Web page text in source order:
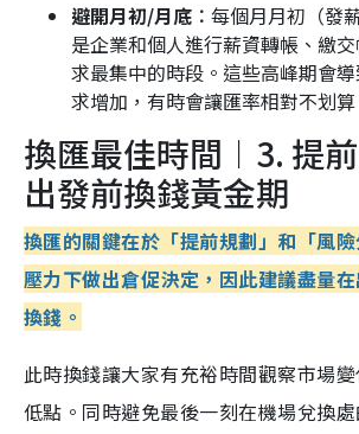
避開月初/月底︰ 每個月月初（發
是企業和個人進行薪資轉帳、繳
求最集中的時段。這些高峰期會
求增加，有時會讓匯率相對不划算
換匯最佳時間︱3. 提
出發前換錢黃金期
換匯的關鍵在於「提前規劃」和「風
壓力下做出倉促決定，因此建議盡量
換錢。
此時換錢讓大家有充裕時間觀察市場
低點。同時避免最後一刻在機場兌換